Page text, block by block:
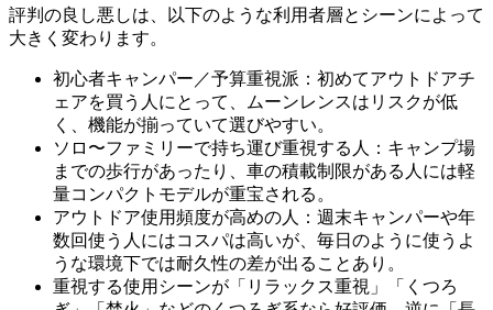
評判の良し悪しは、以下のような利用者層とシーンによって
大きく変わります。
初心者キャンパー／予算重視派：初めてアウトドアチ
ェアを買う人にとって、ムーンレンスはリスクが低
く、機能が揃っていて選びやすい。
ソロ〜ファミリーで持ち運び重視する人：キャンプ場
までの歩行があったり、車の積載制限がある人には軽
量コンパクトモデルが重宝される。
アウトドア使用頻度が高めの人：週末キャンパーや年
数回使う人にはコスパは高いが、毎日のように使うよ
うな環境下では耐久性の差が出ることあり。
重視する使用シーンが「リラックス重視」「くつろ